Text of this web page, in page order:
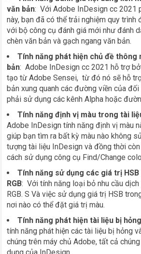
văn bản: Với Adobe InDesign cc 2021
này, bạn đã có thể trải nghiệm quy trình
với bộ công cụ đánh giá mới như đánh
chèn văn bản và gạch ngang văn bản.
Tính năng phát hiện chủ đề thông
bản: Adobe InDesign cc 2021 hỗ trợ
tạo từ Adobe Sensei, từ đó nó sẽ hỗ
bản xung quanh các đường viền của
phải sử dụng các kênh Alpha hoặc
Tính năng định vị màu trong tài
Adobe InDesign tính năng định vị màu
giúp bạn tìm ra bất kỳ màu nào không
tượng tài liệu InDesign và đồng thời
cách sử dụng công cụ Find/Change
Tính năng sử dụng các giá trị
RGB: Với tính năng loại bỏ nhu cầu
RGB. S Và việc sử dụng giá trị HSB
nơi nào có thể đặt giá trị màu.
Tính năng phát hiện tài liệu bị
tính năng phát hiện các tài liệu bị hỏng
chúng trên máy chủ Adobe, tất cả
dụng của InDesign.